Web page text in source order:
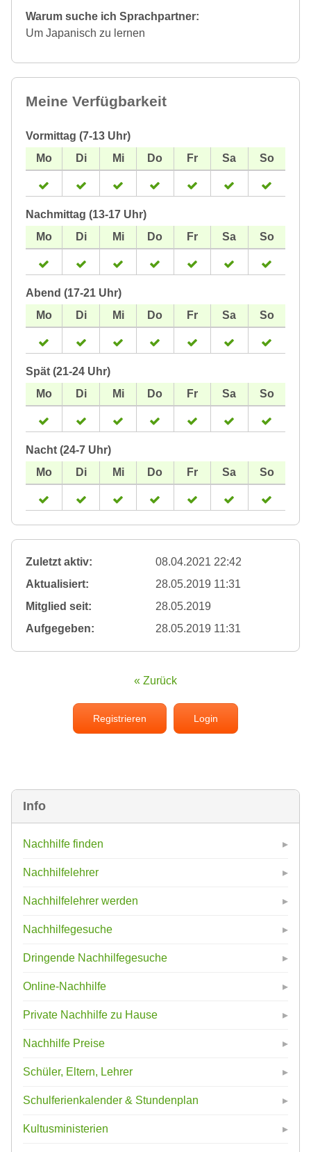
Info
Nachhilfe finden
Nachhilfelehrer
Nachhilfelehrer werden
Nachhilfegesuche
Dringende Nachhilfegesuche
Online-Nachhilfe
Private Nachhilfe zu Hause
Nachhilfe Preise
Schüler, Eltern, Lehrer
Schulferienkalender & Stundenplan
Kultusministerien
Warum suche ich Sprachpartner:
Um Japanisch zu lernen
Meine Verfügbarkeit
Vormittag (7-13 Uhr)
Nachmittag (13-17 Uhr)
Abend (17-21 Uhr)
Spät (21-24 Uhr)
Nacht (24-7 Uhr)
Zuletzt aktiv:
08.04.2021 22:42
Aktualisiert:
28.05.2019 11:31
Mitglied seit:
28.05.2019
Aufgegeben:
28.05.2019 11:31
« Zurück
Registrieren Login